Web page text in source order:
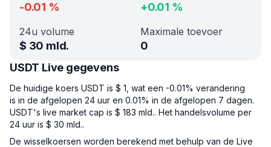
-0.01 % +0.01 %
24u volume
$ 30 mld.
Maximale toevoer
0
USDT Live gegevens
De huidige koers USDT is $ 1, wat een -0.01% verandering
is in de afgelopen 24 uur en 0.01% in de afgelopen 7 dagen.
USDT's live market cap is $ 183 mld.. Het handelsvolume per
24 uur is $ 30 mld..
De wisselkoersen worden berekend met behulp van de Live